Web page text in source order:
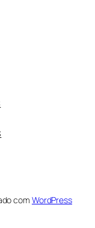
com WordPress